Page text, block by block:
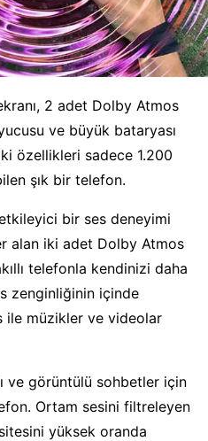
2 adet Dolby Atmos
ve büyük bataryası
özellikleri sadece 1.200
şık bir telefon.
bir ses deneyimi
alan iki adet Dolby Atmos
telefonla kendinizi daha
zenginliğinin içinde
ile müzikler ve videolar
ve görüntülü sohbetler için
Ortam sesini filtreleyen
yüksek oranda